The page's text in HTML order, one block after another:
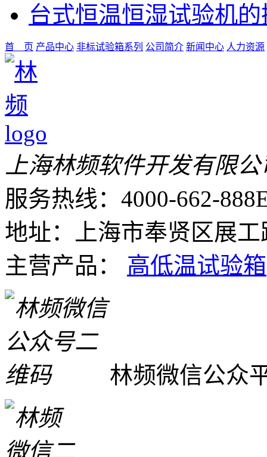
台式恒温恒湿试验机
首 页 产品中心 非标试验箱系列 公司简介 新闻中心 人力资源
上海林频软件开发有限公
服务热线：4000-662-888
地址：上海市奉贤区展工
主营产品： 高低温试验箱
林频微信公众